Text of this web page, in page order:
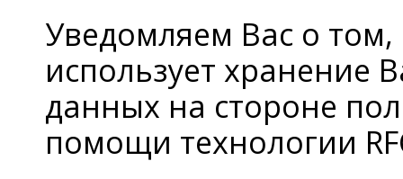
Уведомляем Вас о
использует хранение
данных на стороне
помощи технологии